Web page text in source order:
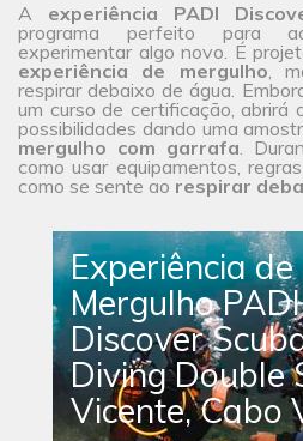
A experiência PADI
programa perfeito para
experimentar algo novo. É
experiência de mergulho,
respirar debaixo de água.
um curso de certificação, abrirá
possibilidades dando uma
mergulho com garrafa.
como usar equipamentos,
como se sente ao respirar
Experiência de
Mergulho PADI
Discover
Diving Double
Vicente, Cabo